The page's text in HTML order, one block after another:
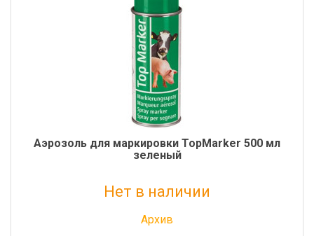
Аэрозоль для маркировки TopMarker 500 мл
зеленый
Нет в наличии
Архив